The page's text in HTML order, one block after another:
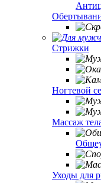
Стрижки
Ногтевой
Массаж
Уходы для